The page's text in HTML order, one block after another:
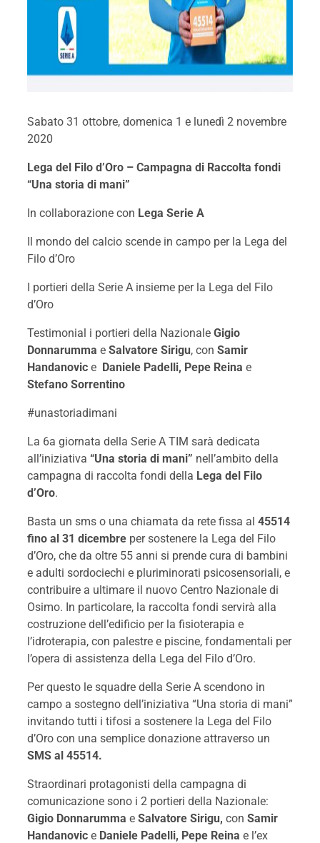
Sabato 31 ottobre, domenica 1 e lunedì 2 novembre
2020
Lega del Filo d’Oro – Campagna di Raccolta fondi
“Una storia di mani”
In collaborazione con Lega Serie A
Il mondo del calcio scende in campo per la Lega del
Filo d’Oro
I portieri della Serie A insieme per la Lega del Filo
d’Oro
Testimonial i portieri della Nazionale Gigio
Donnarumma e Salvatore Sirigu, con Samir
Handanovic e Daniele Padelli, Pepe Reina e
Stefano Sorrentino
#unastoriadimani
La 6a giornata della Serie A TIM sarà dedicata
all’iniziativa “Una storia di mani” nell’ambito della
campagna di raccolta fondi della Lega del Filo
d’Oro.
Basta un sms o una chiamata da rete fissa al 45514
fino al 31 dicembre per sostenere la Lega del Filo
d’Oro, che da oltre 55 anni si prende cura di bambini
e adulti sordociechi e pluriminorati psicosensoriali, e
contribuire a ultimare il nuovo Centro Nazionale di
Osimo. In particolare, la raccolta fondi servirà alla
costruzione dell’edificio per la fisioterapia e
l’idroterapia, con palestre e piscine, fondamentali per
l’opera di assistenza della Lega del Filo d’Oro.
Per questo le squadre della Serie A scendono in
campo a sostegno dell’iniziativa “Una storia di mani”
invitando tutti i tifosi a sostenere la Lega del Filo
d’Oro con una semplice donazione attraverso un
SMS al 45514.
Straordinari protagonisti della campagna di
comunicazione sono i 2 portieri della Nazionale:
Gigio Donnarumma e Salvatore Sirigu, con Samir
Handanovic e Daniele Padelli, Pepe Reina e l’ex